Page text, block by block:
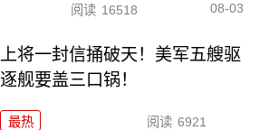
阅读 16518 08-03
上将一封信捅破天！美军五艘驱
逐舰要盖三口锅！
最热 阅读 6921